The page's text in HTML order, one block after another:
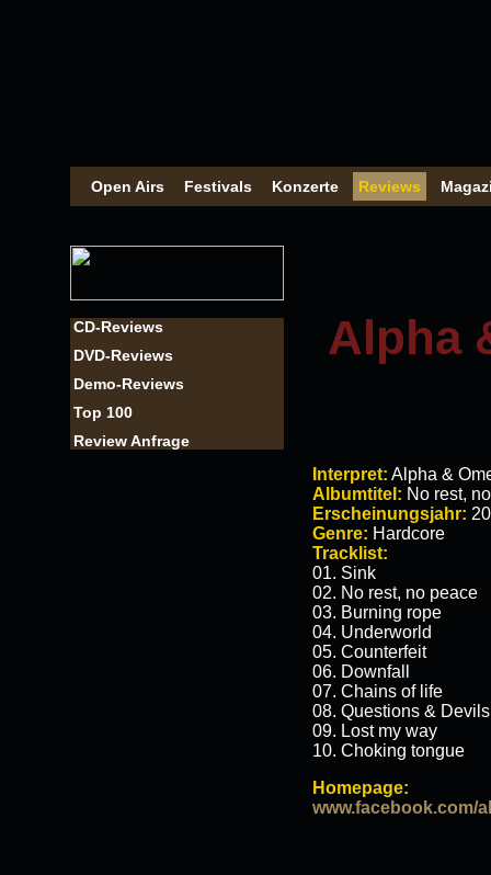
Open Airs Festivals Konzerte Reviews
CD-Reviews
DVD-Reviews
Demo-Reviews
Top 100
Review Anfrage
Alpha
Interpret: Alpha &
Albumtitel: No rest,
Erscheinungsjahr:
Genre: Hardcore
Tracklist:
01. Sink
02. No rest, no peace
03. Burning rope
04. Underworld
05. Counterfeit
06. Downfall
07. Chains of life
08. Questions & Devils
09. Lost my way
10. Choking tongue
Homepage:
www.facebook.com/